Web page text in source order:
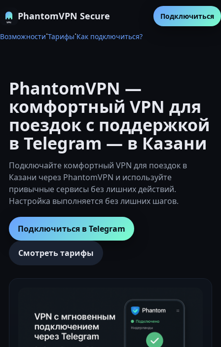
PhantomVPN Secure
Возможности·Тарифы·Как подключиться?
Подключиться
PhantomVPN —
комфортный VPN для
поездок с поддержкой
в Telegram — в Казани
Подключайте комфортный VPN для поездок в
Казани через PhantomVPN и используйте
привычные сервисы без лишних действий.
Настройка выполняется без лишних шагов.
Подключиться в Telegram
Смотреть тарифы